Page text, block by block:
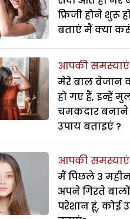
फ्रिजी होने शुरू
बताएं मैं क्या
आपकी समस्याएं
मेरे बाल बेजान
हो गए हैं, इन्हें
चमकदार
उपाय बताइएं ?
आपकी समस्याएं
मैं पिछले 3
अपने गिरते
परेशान हूं, कोई